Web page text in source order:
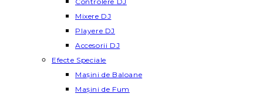
Mixere DJ
Playere DJ
Accesorii DJ
Efecte Speciale
Mașini de Baloane
Mașini de Fum